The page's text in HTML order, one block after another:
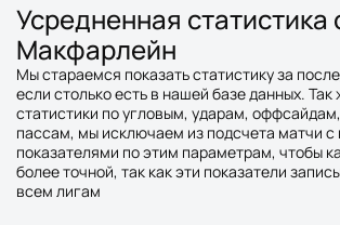
Усредненная статистика
Макфарлейн
Мы стараемся показать статистику за
если столько есть в нашей базе данных. Так
статистики по угловым, ударам,
пассам, мы исключаем из подсчета матчи с
показателями по этим параметрам, чтобы
более точной, так как эти показатели
всем лигам